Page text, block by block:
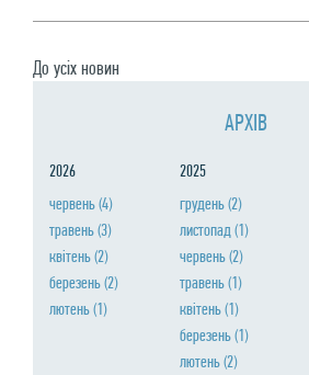
До усiх новин
АРХIВ
2026
червень(4)
травень(3)
квiтень(2)
березень(2)
лютень(1)
2025
грудень(2)
листопад(1)
червень(2)
травень(1)
квiтень(1)
березень(1)
лютень(2)